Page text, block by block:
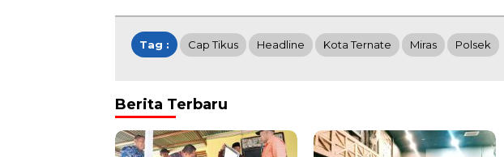
Tag : Cap Tikus Headline Kota Ternate Miras Polsek
Berita Terbaru